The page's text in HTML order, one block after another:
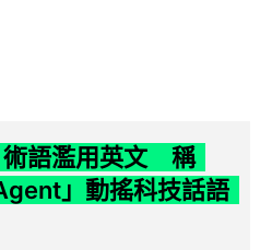
術語濫用英文 稱
」動搖科技話語